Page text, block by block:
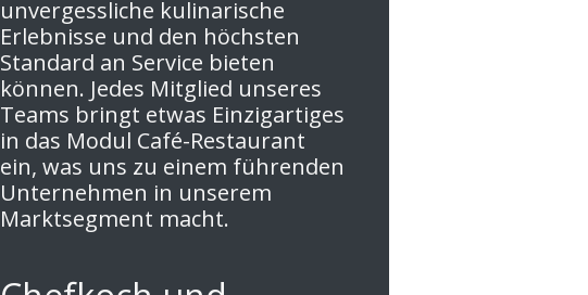
unvergessliche kulinarische
Erlebnisse und den höchsten
Standard an Service bieten
können. Jedes Mitglied unseres
Teams bringt etwas Einzigartiges
in das Modul Café-Restaurant
ein, was uns zu einem führenden
Unternehmen in unserem
Marktsegment macht.